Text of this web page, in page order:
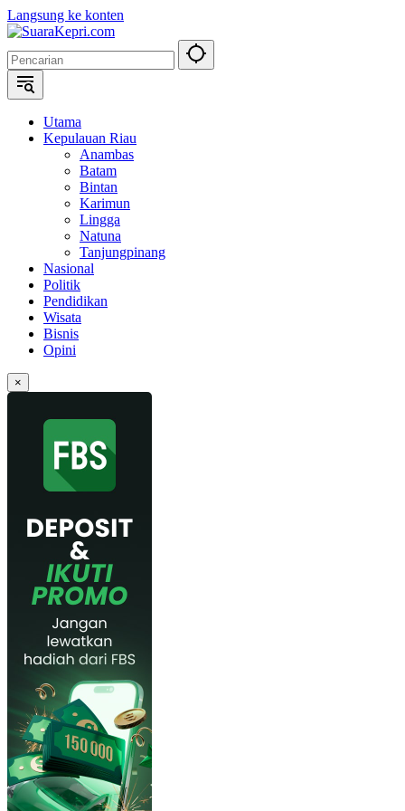
Langsung ke konten
Utama
Kepulauan Riau
Anambas
Batam
Bintan
Karimun
Lingga
Natuna
Tanjungpinang
Nasional
Politik
Pendidikan
Wisata
Bisnis
Opini
×